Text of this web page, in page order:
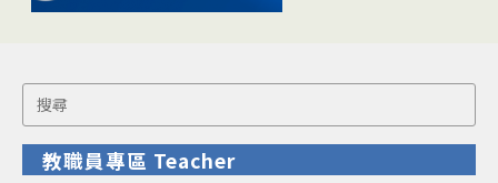
Search
for:
教職員專區 Teacher